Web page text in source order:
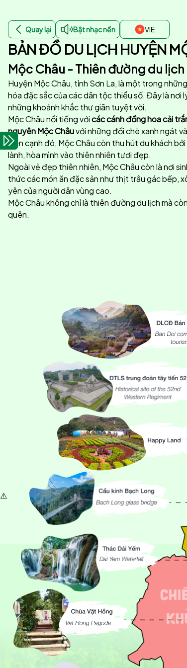
Quay lại Bật nhạc nền VIE
BẢN ĐỒ DU LỊCH HUYỆN
Mộc Châu - Thiên đường du lịch
Huyện Mộc Châu, tỉnh Sơn La, là một trong
hóa đặc sắc của các dân tộc thiểu số. Đây là
những khoảnh khắc thư giãn tuyệt vời.
Mộc Châu nổi tiếng vớicác cánh đồng hoa cải
nguyên Mộc Châuvới những đồi chè xanh ngát
Bên cạnh đó, Mộc Châu còn thu hút du khách bởi
lành, hòa mình vào thiên nhiên tươi đẹp.
Ngoài vẻ đẹp thiên nhiên, Mộc Châu còn là nơi
thức các món ăn đặc sản như thịt trâu gác bếp,
yên của người dân vùng cao.
Mộc Châu không chỉ là thiên đường du lịch mà
quên.